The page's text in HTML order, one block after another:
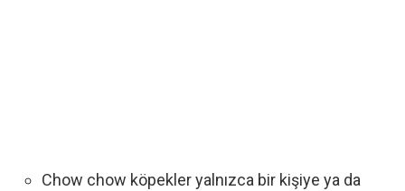
Chow chow köpekler yalnızca bir kişiye ya da